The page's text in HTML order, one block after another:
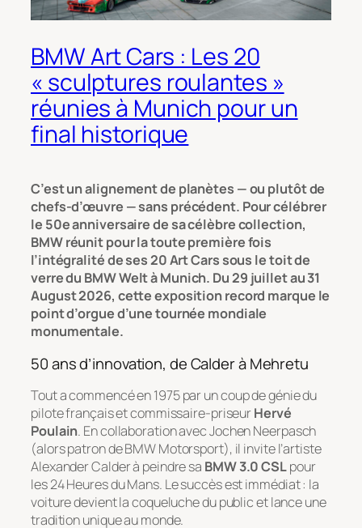
BMW Art Cars : Les 20
« sculptures roulantes »
réunies à Munich pour un
final historique
C’est un alignement de planètes — ou plutôt de
chefs-d’œuvre — sans précédent. Pour célébrer
le 50e anniversaire de sa célèbre collection,
BMW réunit pour la toute première fois
l’intégralité de ses 20 Art Cars sous le toit de
verre du BMW Welt à Munich. Du 29 juillet au 31
August 2026, cette exposition record marque le
point d’orgue d’une tournée mondiale
monumentale.
50 ans d’innovation, de Calder à Mehretu
Tout a commencé en 1975 par un coup de génie du
pilote français et commissaire-priseurHervé
Poulain. En collaboration avec Jochen Neerpasch
(alors patron de BMW Motorsport), il invite l’artiste
Alexander Calder à peindre sa BMW 3.0 CSLpour
les 24 Heures du Mans. Le succès est immédiat : la
voiture devient la coqueluche du public et lance une
tradition unique au monde.